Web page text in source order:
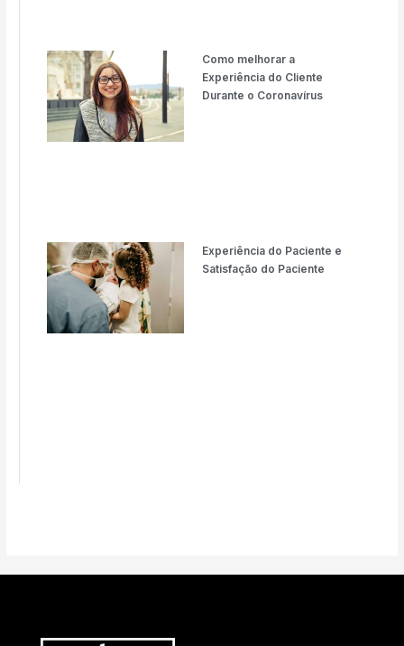
Como melhorar a
Experiência do Cliente
Durante o Coronavírus
Experiência do Paciente e
Satisfação do Paciente